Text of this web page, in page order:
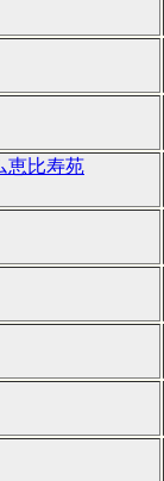
恵比寿苑